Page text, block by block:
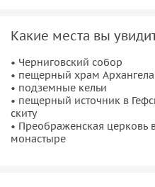
узнаете:
• что такое Вифания в
поводом для основания
она до революции,
• услышите рассказ о
конца XVIII-начала XIX века
Левшине,
Какие места вы
• Черниговский собор
• пещерный храм
• подземные кельи
• пещерный источник в
скиту
• Преображенская церковь
монастыре